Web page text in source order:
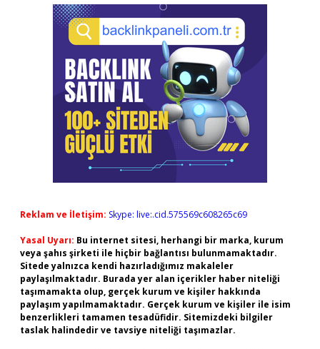
Reklam ve İletişim: Skype: live:.cid.575569c608265c69
Yasal Uyarı: Bu internet sitesi, herhangi bir marka, kurum
veya şahıs şirketi ile hiçbir bağlantısı bulunmamaktadır.
Sitede yalnızca kendi hazırladığımız makaleler
paylaşılmaktadır. Burada yer alan içerikler haber niteliği
taşımamakta olup, gerçek kurum ve kişiler hakkında
paylaşım yapılmamaktadır. Gerçek kurum ve kişiler ile isim
benzerlikleri tamamen tesadüfidir. Sitemizdeki bilgiler
taslak halindedir ve tavsiye niteliği taşımazlar.